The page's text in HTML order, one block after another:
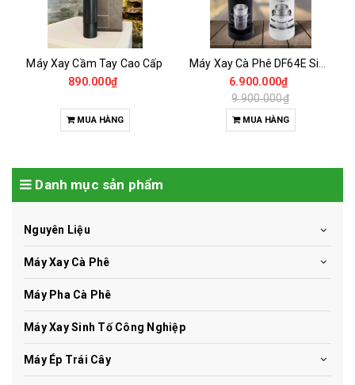
Máy Xay Cầm Tay Cao Cấp
890.000₫
MUA HÀNG
6.900.000₫
9.900.000₫
MUA HÀNG
Danh mục sản phẩm
Nguyên Liệu
Máy Xay Cà Phê
Máy Pha Cà Phê
Máy Xay Sinh Tố Công Nghiệp
Máy Ép Trái Cây